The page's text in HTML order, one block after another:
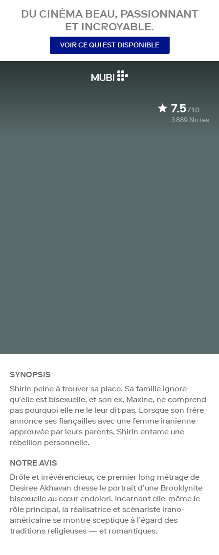
DU CINÉMA BEAU, PASSIONNANT
ET INCROYABLE.
VOIR CE QUI EST DISPONIBLE
7.5/10
3 889 Notes
SYNOPSIS
Shirin peine à trouver sa place. Sa famille ignore
qu’elle est bisexuelle, et son ex, Maxine, ne comprend
pas pourquoi elle ne le leur dit pas. Lorsque son frère
annonce ses fiançailles avec une femme iranienne
approuvée par leurs parents, Shirin entame une
rébellion personnelle.
NOTRE AVIS
Drôle et irrévérencieux, ce premier long métrage de
Desiree Akhavan dresse le portrait d’une Brooklynite
bisexuelle au cœur endolori. Incarnant elle-même le
rôle principal, la réalisatrice et scénariste irano-
américaine se montre sceptique à l’égard des
traditions religieuses — et romantiques.